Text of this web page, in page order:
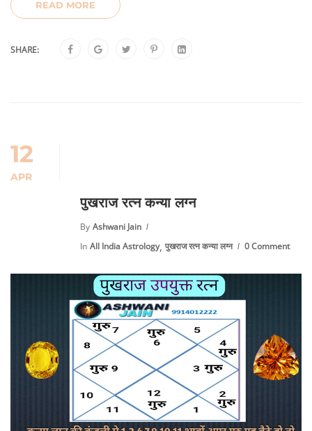
READ MORE
SHARE:
12
APR
पुखराज रत्न कन्या लग्न
By Ashwani Jain
In All India Astrology, पुखराज रत्न कन्या लग्न 0 Comment